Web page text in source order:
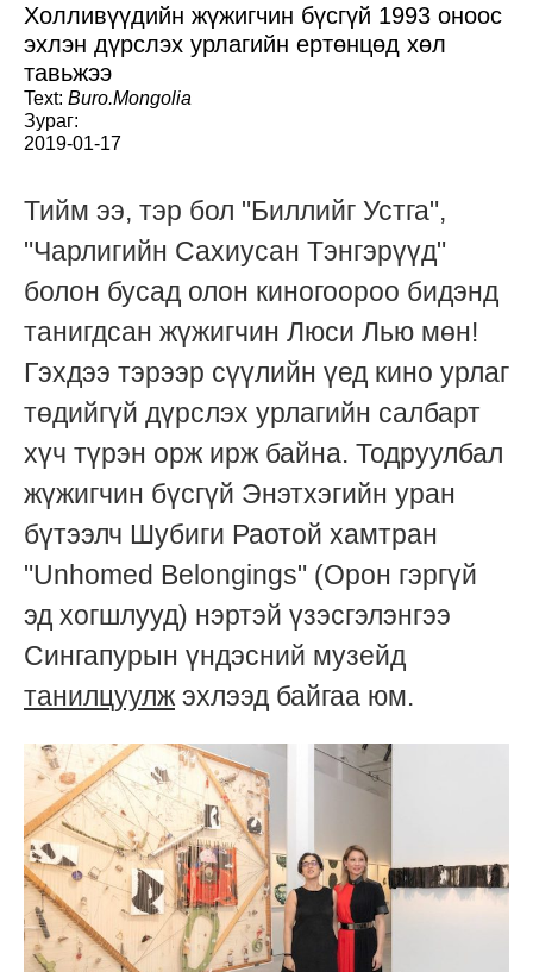
Холливүүдийн жүжигчин бүсгүй 1993 оноос
эхлэн дүрслэх урлагийн ертөнцөд хөл
тавьжээ
Text: Buro.Mongolia
Зураг:
2019-01-17
Тийм ээ, тэр бол "Биллийг Устга",
"Чарлигийн Сахиусан Тэнгэрүүд"
болон бусад олон киногоороо бидэнд
танигдсан жүжигчин Люси Лью мөн!
Гэхдээ тэрээр сүүлийн үед кино урлаг
төдийгүй дүрслэх урлагийн салбарт
хүч түрэн орж ирж байна. Тодруулбал
жүжигчин бүсгүй Энэтхэгийн уран
бүтээлч Шубиги Раотой хамтран
"Unhomed Belongings" (Орон гэргүй
эд хогшлууд) нэртэй үзэсгэлэнгээ
Сингапурын үндэсний музейд
танилцуулж эхлээд байгаа юм.